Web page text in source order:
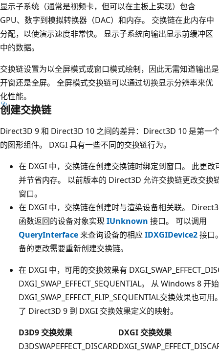
显示子系统（通常是视频卡，但可以在主板上实现）包含
GPU、数字到模拟转换器（DAC）和内存。 交换链在此内存中
分配，以使演示速度非常快。 显示子系统向输出显示前缓冲区
中的数据。
交换链设置为以全屏模式或窗口模式绘制，因此无需知道输出是
开窗还是全屏。 全屏模式交换链可以通过切换显示分辨率来优
化性能。
创建交换链
Direct3D 9 和 Direct3D 10 之间的差异：Direct3D 10 是第一
的图形组件。 DXGI 具有一些不同的交换链行为。
在 DXGI 中，交换链在创建交换链时绑定到窗口。 此更改
并节省内存。 以前版本的 Direct3D 允许交换链更改交换
窗口。
在 DXGI 中，交换链在创建时与渲染设备相关联。
函数返回的设备对象实现IUnknown 接口。 可以调用
QueryInterface 来查询设备的相应 IDXGIDevice2接口
备的更改需要重新创建交换链。
在 DXGI 中，可用的交换效果有
DXGI_SWAP_EFFECT_SEQUENTIAL。 从 Windows 8 开
DXGI_SWAP_EFFECT_FLIP_SEQUENTIAL交换效果也可
了 Direct3D 9 到 DXGI 交换效果定义的映射。
D3D9 交换效果
DXGI 交换效果
D3DSWAPEFFECT_DISCARD